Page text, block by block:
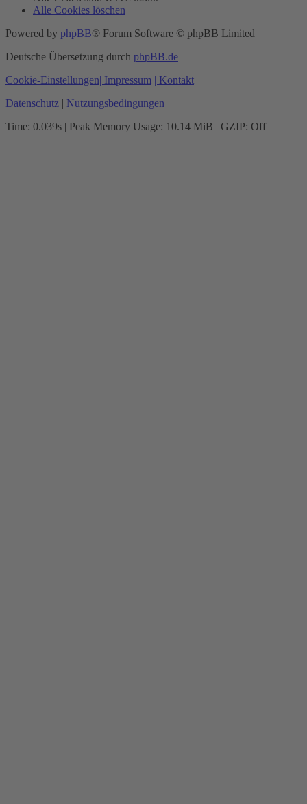
Alle Cookies löschen
Powered by phpBB® Forum Software © phpBB Limited
Deutsche Übersetzung durch phpBB.de
Cookie-Einstellungen| Impressum | Kontakt
Datenschutz | Nutzungsbedingungen
Time: 0.039s | Peak Memory Usage: 10.14 MiB | GZIP: Off